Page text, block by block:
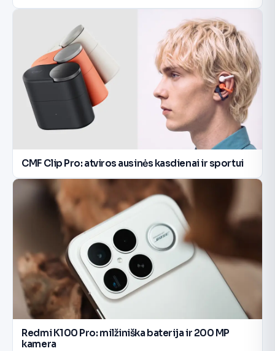
CMF Clip Pro: atviros ausinės kasdienai ir sportui
Redmi K100 Pro: milžiniška baterija ir 200 MP
kamera